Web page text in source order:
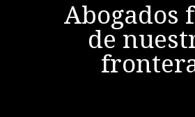
Abogados
de